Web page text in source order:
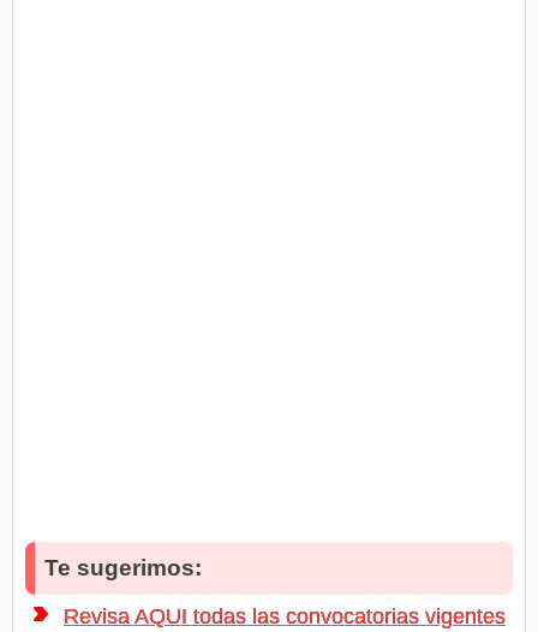
Te sugerimos:
Revisa AQUI todas las convocatorias vigentes